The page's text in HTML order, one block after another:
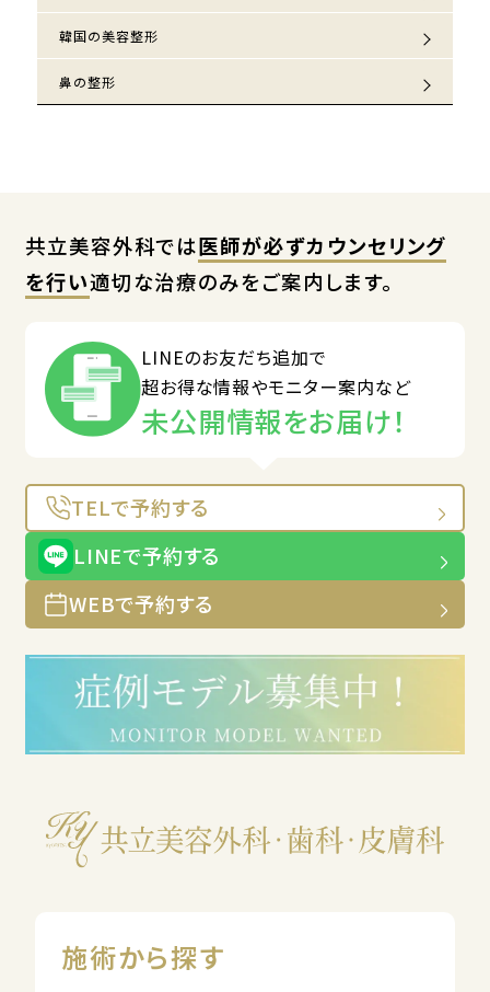
韓国の美容整形
鼻の整形
共立美容外科では医師が必ずカウンセリング
を行い適切な治療のみをご案内します。
LINEのお友だち追加で
超お得な情報やモニター案内など
未公開情報をお届け！
TELで予約する
LINEで予約する
WEBで予約する
施術から探す